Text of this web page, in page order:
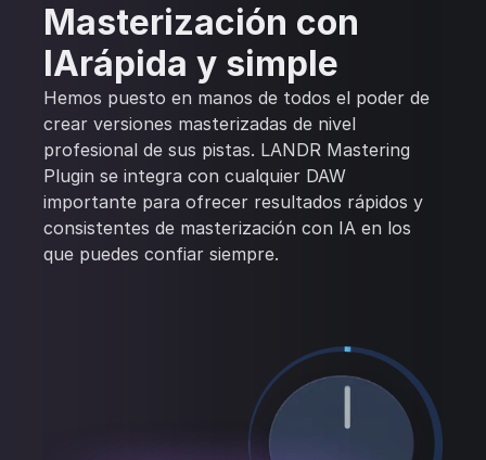
Masterización con
IArápida y simple
Hemos puesto en manos de todos el poder de
crear versiones masterizadas de nivel
profesional de sus pistas. LANDR Mastering
Plugin se integra con cualquier DAW
importante para ofrecer resultados rápidos y
consistentes de masterización con IA en los
que puedes confiar siempre.